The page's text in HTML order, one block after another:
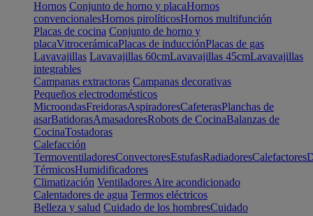
Hornos Conjunto de horno y placaHornos
convencionalesHornos pirolíticosHornos multifunción
Placas de cocina Conjunto de horno y
placaVitrocerámicaPlacas de inducciónPlacas de gas
Lavavajillas Lavavajillas 60cmLavavajillas 45cmLavavajillas
integrables
Campanas extractoras Campanas decorativas
Pequeños electrodomésticos
MicroondasFreidorasAspiradoresCafeterasPlanchas de
asarBatidorasAmasadoresRobots de CocinaBalanzas de
CocinaTostadoras
Calefacción
TermoventiladoresConvectoresEstufasRadiadoresCalefactores
TérmicosHumidificadores
Climatización Ventiladores Aire acondicionado
Calentadores de agua Termos eléctricos
Belleza y salud Cuidado de los hombresCuidado